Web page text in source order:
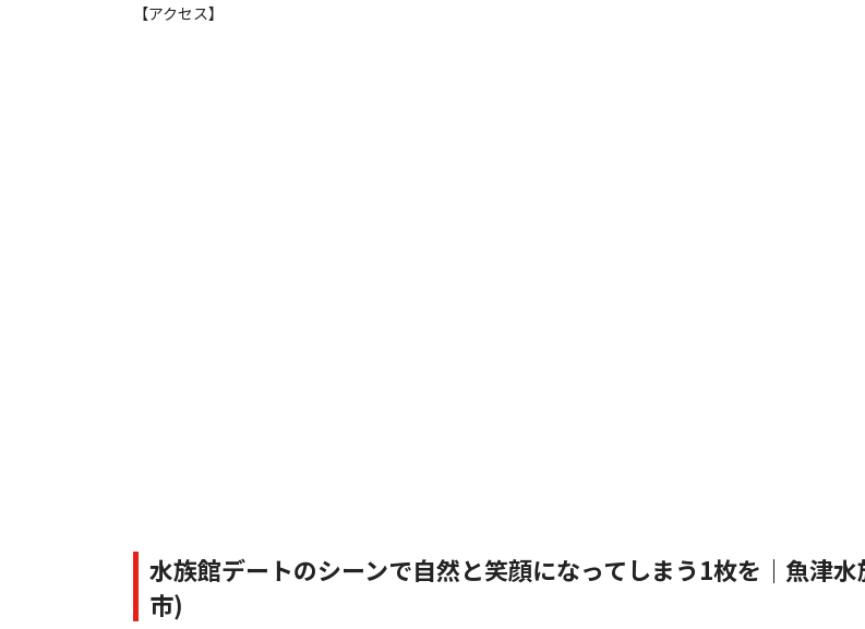
【アクセス】
水族館デートのシーンで自然と笑顔になってしまう1枚を｜魚津
市)